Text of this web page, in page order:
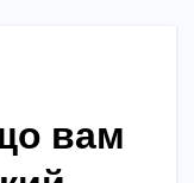
вам